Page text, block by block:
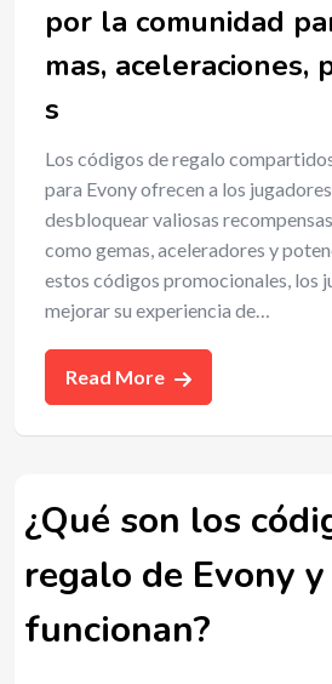
por la comunidad
mas, aceleraciones,
s
Los códigos de regalo
para Evony ofrecen a los
desbloquear valiosas
como gemas, aceleradores y
estos códigos promocionales, los
mejorar su experiencia de…
Read More
¿Qué son los
regalo de Evony
funcionan?